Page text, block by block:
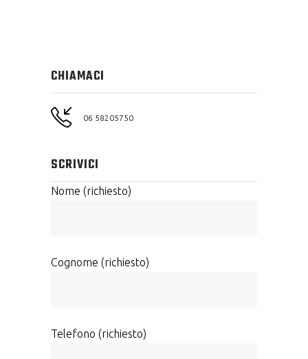
CHIAMACI
06 58205750
SCRIVICI
Nome (richiesto)
Cognome (richiesto)
Telefono (richiesto)